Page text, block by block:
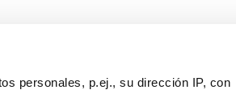
personales, p.ej., su dirección IP, con